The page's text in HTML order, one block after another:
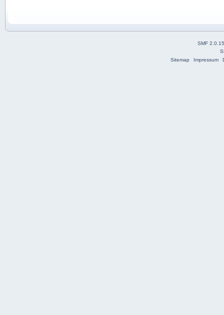
SMF 2.0.15
Sitemap
Impressum